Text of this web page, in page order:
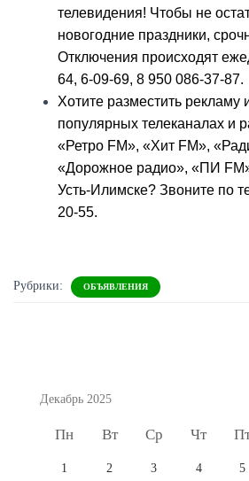
телевидения! Чтобы не
новогодние праздники,
Отключения происходят
64, 6-09-69, 8 950 086-37-87.
Хотите разместить рекламу
популярных телеканалах и
«Ретро FM», «Хит FM»,
«Дорожное радио», «ПИ
Усть-Илимске? Звоните по
20-55.
Рубрики: ОБЪЯВЛЕНИЯ
Декабрь 2025
Пн Вт Ср Чт
1 2 3 4 5